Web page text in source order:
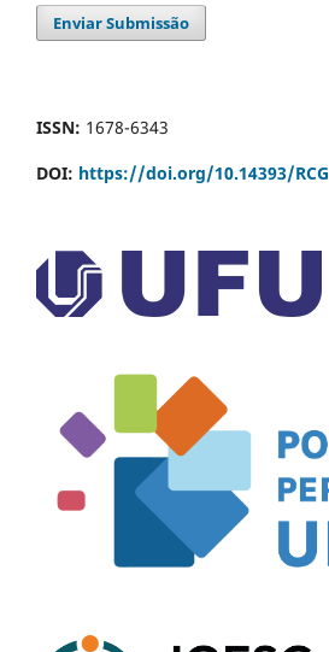
Enviar Submissão
ISSN: 1678-6343
DOI: https://doi.org/10.14393/RCG